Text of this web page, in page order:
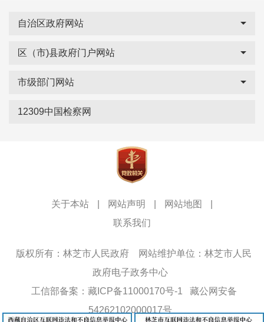
自治区政府网站
区（市)县政府门户网站
市级部门网站
12309中国检察网
关于本站 网站声明 网站地图
联系我们
版权所有：林芝市人民政府
网站维护单位：林芝市人民
政府电子政务中心
工信部备案：藏ICP备11000170号-1
藏公网安备
54262102000017号